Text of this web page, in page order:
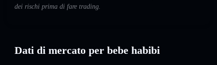
dei rischi prima di fare trading.
Dati di mercato per bebe habibi